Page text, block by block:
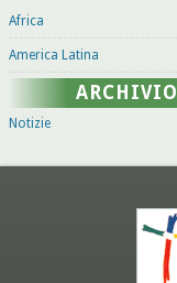
Africa
America Latina
ARCHIVIO
Notizie